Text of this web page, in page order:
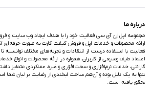
درباره ما
مجموعه اپل اِن آی سی فعالیت خود را با هدف ایجاد وب سایت و
ارائه محصولات و خدمات اپل و فروش گیفت کارت به صورت حرفه‌ای
فعالیت با استفاده درست از انتقادات و تجربه‌های مختلف توانسته
اعتماد طیف وسیعی از کاربران، همواره در ارائه محصولات و انواع
گارانتی، خدمات نرم‌افزاری و سخت‌افزاری و غیره، عملکردی متمایز
تنها به یک دلیل بوده و آن‌هم ساخت لبخندی از رضایت بر لبان شما
تحقق یافته است.